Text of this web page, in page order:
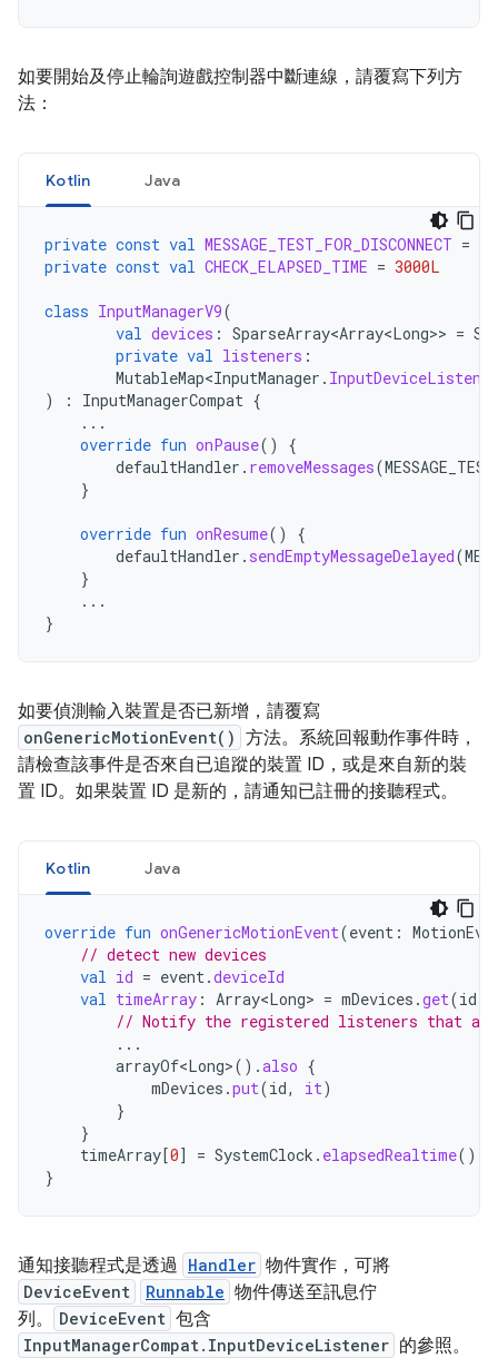
如要開始及停止輪詢遊戲控制器中斷連線，請覆寫下列方
法：
Kotlin Java
private const val MESSAGE_TEST_FOR_DISCONNECT =
private const val CHECK_ELAPSED_TIME = 3000L
class InputManagerV9(
val devices : SparseArray<Array<Long>> =
private val listeners :
MutableMap<InputManager . InputDeviceListener
)
: InputManagerCompat {
...
override fun onPause()
{
defaultHandler . removeMessages(
}
override fun onResume()
{
defaultHandler . sendEmptyMessageDelayed(
}
...
}
如要偵測輸入裝置是否已新增，請覆寫
onGenericMotionEvent() 方法。系統回報動作事件時，
請檢查該事件是否來自已追蹤的裝置 ID，或是來自新的裝
置 ID。如果裝置 ID 是新的，請通知已註冊的接聽程式。
Kotlin Java
override fun onGenericMotionEvent(event :
// detect new devices
val id = event.deviceId
val timeArray : Array<Long> = mDevices .get(id
// Notify the registered listeners that a
...
arrayOf<Long>().also {
mDevices .put(id, it)
}
}
timeArray[0] = SystemClock . elapsedRealtime()
}
通知接聽程式是透過 Handler 物件實作，可將
DeviceEvent Runnable 物件傳送至訊息佇
列。
DeviceEvent 包含
InputManagerCompat.InputDeviceListener 的參照。